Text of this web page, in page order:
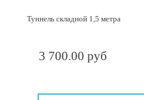
Туннель складной 1,5 метра
3 700.00 руб